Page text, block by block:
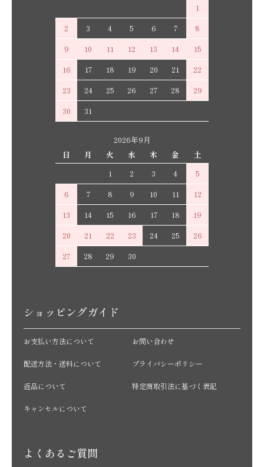
1
2
3 4 5 6 7
8
9
10 11 12 13 14
15
16
17 18 19 20 21
22
23
24 25 26 27 28
29
30
31
2026年9月
日
月 火 水 木 金
土
1
2 3 4
5
6
7 8 9 10 11
12
13
14 15 16 17 18
19
20
21 22 23 24 25
26
27
28 29 30
ショッピングガイド
お支払い方法について
配送方法・送料について
返品について
キャンセルについて
お問い合わせ
プライバシーポリシー
特定商取引法に基づく表記
よくあるご質問